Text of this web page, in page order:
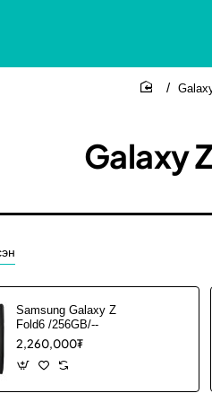
Galaxy
Samsung Galaxy Z
Fold6 /256GB/--
2,260,000₮